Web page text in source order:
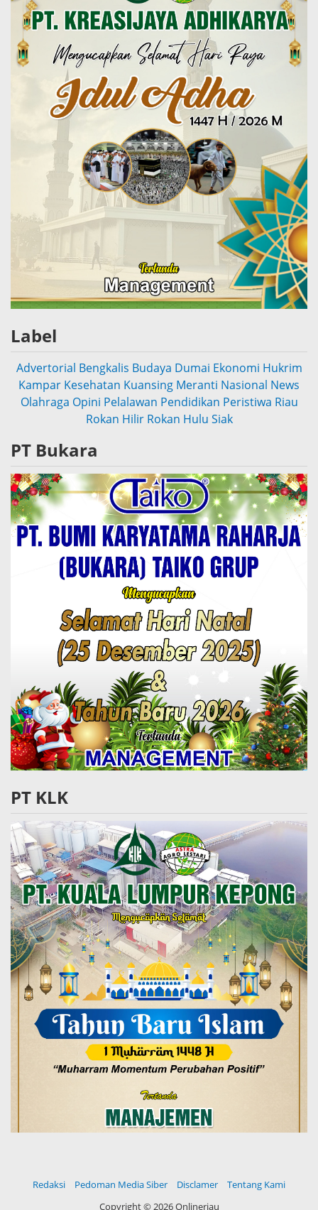
Label
Advertorial Bengkalis Budaya Dumai Ekonomi Hukrim
Kampar Kesehatan Kuansing Meranti Nasional News
Olahraga Opini Pelalawan Pendidikan Peristiwa Riau
Rokan Hilir Rokan Hulu Siak
PT Bukara
PT KLK
Redaksi Pedoman Media Siber Disclamer
Tentang Kami
Copyright ©2026 Onlineriau